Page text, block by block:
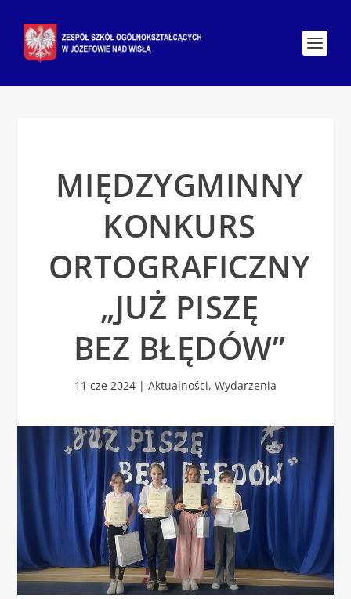
MIĘDZYGMINNY
KONKURS
ORTOGRAFICZNY
„JUŻ PISZĘ
BEZ BŁĘDÓW”
11 cze 2024 | Aktualności, Wydarzenia